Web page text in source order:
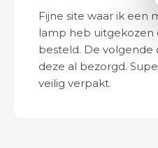
Fijne site waar ik een
lamp heb uitgekozen
besteld. De volgende
deze al bezorgd.
veilig verpakt.